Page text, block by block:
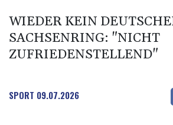
WIEDER KEIN
SACHSENRING: "NICHT
ZUFRIEDENSTELLEND"
SPORT 09.07.2026